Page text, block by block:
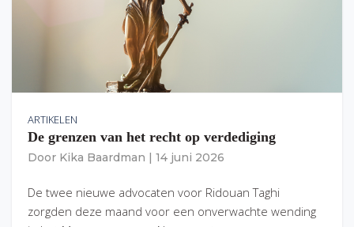
ARTIKELEN
De grenzen van het recht op verdediging
Door Kika Baardman 14 juni 2026
De twee nieuwe advocaten voor Ridouan Taghi
zorgden deze maand voor een onverwachte wending